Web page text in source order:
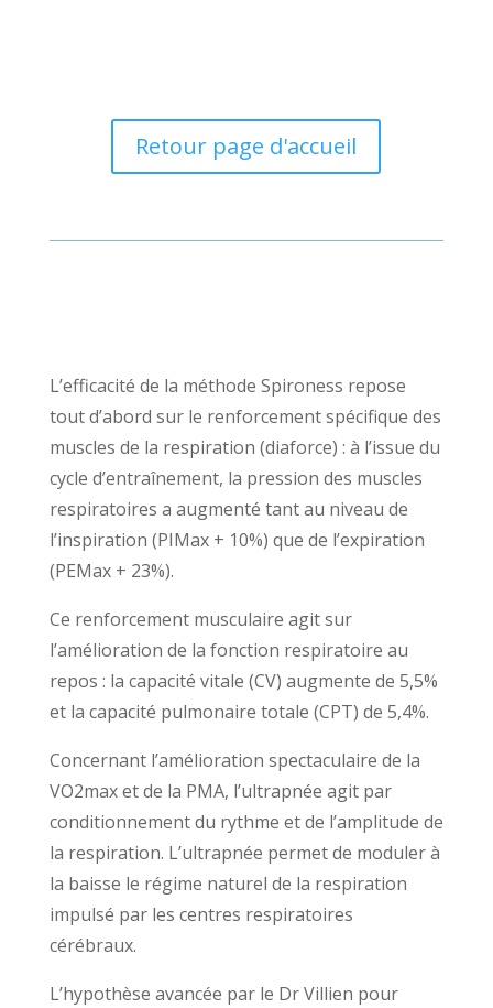
Retour page d'accueil
L’efficacité de la méthode Spironess repose
tout d’abord sur le renforcement spécifique des
muscles de la respiration (diaforce) : à l’issue du
cycle d’entraînement, la pression des muscles
respiratoires a augmenté tant au niveau de
l’inspiration (PIMax + 10%) que de l’expiration
(PEMax + 23%).
Ce renforcement musculaire agit sur
l’amélioration de la fonction respiratoire au
repos : la capacité vitale (CV) augmente de 5,5%
et la capacité pulmonaire totale (CPT) de 5,4%.
Concernant l’amélioration spectaculaire de la
VO2max et de la PMA, l’ultrapnée agit par
conditionnement du rythme et de l’amplitude de
la respiration. L’ultrapnée permet de moduler à
la baisse le régime naturel de la respiration
impulsé par les centres respiratoires
cérébraux.
L’hypothèse avancée par le Dr Villien pour